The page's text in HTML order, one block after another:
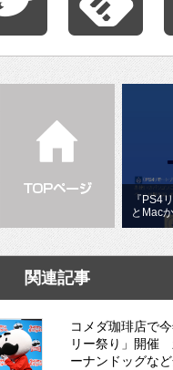
『PS4
とMac
関連記事
コメダ珈琲店で
リー祭り」開催
ーナンドッグな